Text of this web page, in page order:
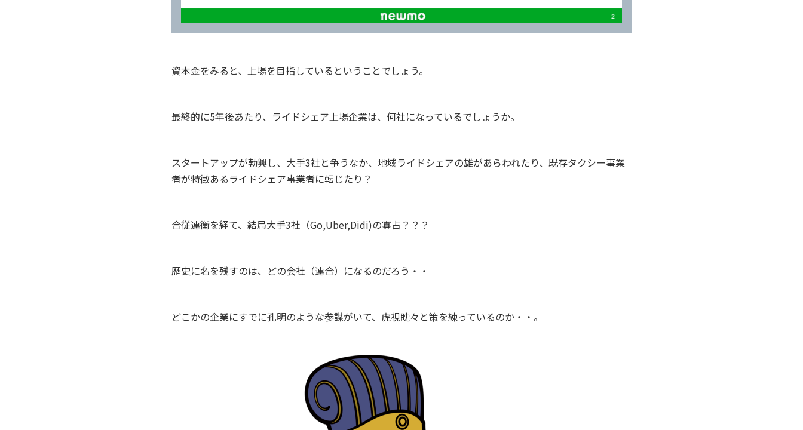
資本金をみると、上場を目指しているということでしょう。
最終的に5年後あたり、ライドシェア上場企業は、何社になっているでしょうか。
スタートアップが勃興し、大手3社と争うなか、地域ライドシェアの雄があらわれたり、既存タクシー事業
者が特徴あるライドシェア事業者に転じたり？
合従連衡を経て、結局大手3社（Go,Uber,Didi)の寡占？？？
歴史に名を残すのは、どの会社（連合）になるのだろう・・
どこかの企業にすでに孔明のような参謀がいて、虎視眈々と策を練っているのか・・。